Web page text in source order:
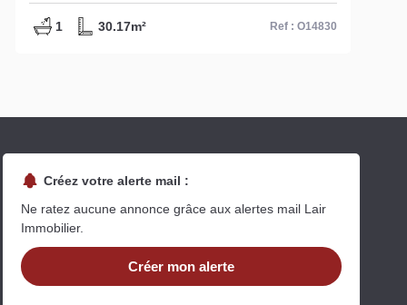
1 30.17m² Ref : O14830
Créez votre alerte mail :
Ne ratez aucune annonce grâce aux alertes mail Lair
Immobilier.
Créer mon alerte